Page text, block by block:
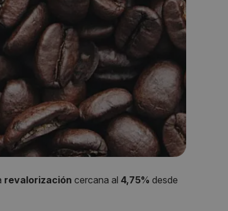
revalorización cercana al 4,75% desde